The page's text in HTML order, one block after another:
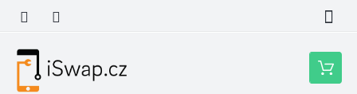
obsah
Nákupní
košík